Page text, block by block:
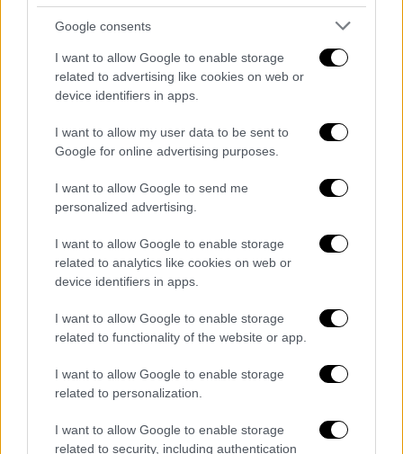
Google consents
I want to allow Google to enable storage
related to advertising like cookies on web or
device identifiers in apps.
I want to allow my user data to be sent to
Google for online advertising purposes.
I want to allow Google to send me
personalized advertising.
I want to allow Google to enable storage
related to analytics like cookies on web or
device identifiers in apps.
I want to allow Google to enable storage
related to functionality of the website or app.
I want to allow Google to enable storage
related to personalization.
I want to allow Google to enable storage
related to security, including authentication
Με στόχο τηνενίσχυση της ετοιμότητας
απέναντι σε έκτακτες ανάγκες
και τη
στήριξη δράσεων πρόληψης, τοefood
συνεχίζει να υποστηρίζει οργανισμούς που
πρώτη γραμμή προστασίας
των τοπικών κοινοτήτων και του φυσικού
περιβάλλοντος. Στο πλαίσιο αυτό,
20.000€ στον Σύλλογο Εθελοντών Αφιδνών
Δασοπροστασίας (ΣΕΑΔ)
τρίτη χρονιά το έργο μιας
ομάδας
εθελοντών με ισχυρή οικολογική συνείδηση
που δραστηριοποιείται ενεργά στην
και βρίσκεται κάθε
χρόνο στηνπρώτη γραμμή των ανοιχτών
Πέρα από αυτό το πλέγμα δράσεων, τοefood
πρωτοβουλιώνγια την κάλυψη αναγκών